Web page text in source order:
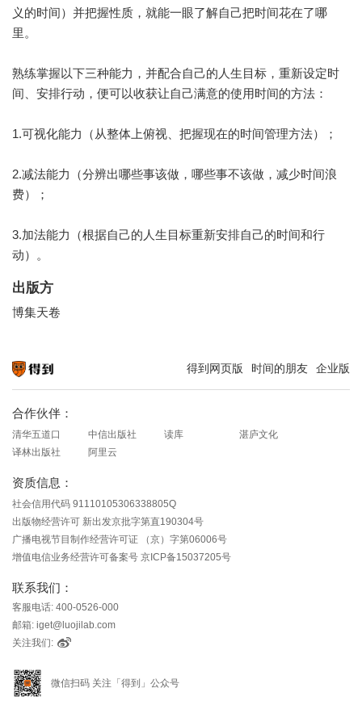
义的时间）并把握性质，就能一眼了解自己把时间花在了哪
里。
熟练掌握以下三种能力，并配合自己的人生目标，重新设定时
间、安排行动，便可以收获让自己满意的使用时间的方法：
1.可视化能力（从整体上俯视、把握现在的时间管理方法）；
2.减法能力（分辨出哪些事该做，哪些事不该做，减少时间浪
费）；
3.加法能力（根据自己的人生目标重新安排自己的时间和行
动）。
出版方
博集天卷
得到网页版 时间的朋友 企业版
合作伙伴：
清华五道口 中信出版社 读库
湛庐文化
译林出版社
阿里云
资质信息：
社会信用代码 91110105306338805Q
出版物经营许可 新出发京批字第直190304号
广播电视节目制作经营许可证 （京）字第06006号
增值电信业务经营许可备案号 京ICP备15037205号
联系我们：
客服电话: 400-0526-000
邮箱: iget@luojilab.com
关注我们:
微信扫码 关注「得到」公众号